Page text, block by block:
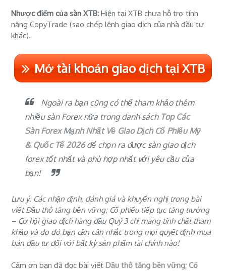
Nhược điểm của sàn XTB: Hiện tại XTB chưa hỗ trợ tính
năng CopyTrade (sao chép lệnh giao dịch của nhà đầu tư
khác).
Mở tài khoản giao dịch tại XTB
Ngoài ra bạn cũng có thể tham khảo thêm
nhiều sàn Forex nữa trong danh sách Top Các
Sàn Forex Mạnh Nhất Về Giao Dịch Cổ Phiếu Mỹ
& Quốc Tế 2026để chọn ra được sàn giao dịch
forex tốt nhấtvà phù hợp nhất với yêu cầu của
bạn!
Lưu ý: Các nhận định, đánh giá và khuyến nghị trong bài
viết Dầu thô tăng bền vững; Cổ phiếu tiếp tục tăng trưởng
– Cơ hội giao dịch hàng đầu Quý 3 chỉ mang tính chất tham
khảo và do đó bạn cần cân nhắc trong mọi quyết định mua
bán đầu tư đối với bất kỳ sản phẩm tài chính nào!
Cảm ơn bạn đã đọc bài viết Dầu thô tăng bền vững; Cổ